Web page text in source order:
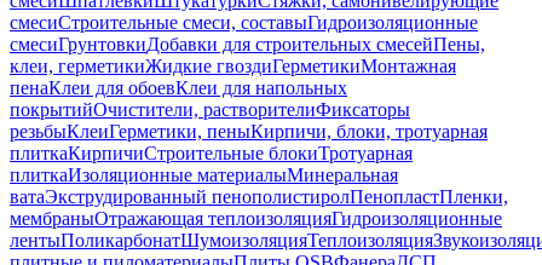
смесиСтроительные смеси, составыГидроизоляционные
смесиГрунтовкиДобавки для строительных смесейПены,
клеи, герметикиЖидкие гвоздиГерметикиМонтажная
пенаКлеи для обоевКлеи для напольных
покрытийОчистители, растворителиФиксаторы
резьбыКлеиГерметики, пеныКирпичи, блоки, тротуарная
плиткаКирпичиСтроительные блокиТротуарная
плиткаИзоляционные материалыМинеральная
ватаЭкструдированный пенополистиролПенопластПленки,
мембраныОтражающая теплоизоляцияГидроизоляционные
лентыПоликарбонатШумоизоляцияТеплоизоляция